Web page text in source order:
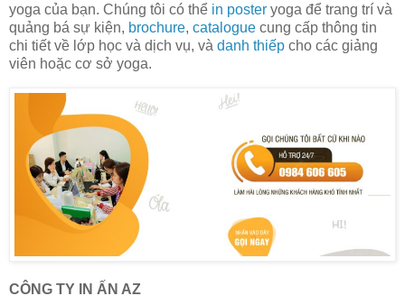
yoga của bạn. Chúng tôi có thể in poster yoga để trang trí và
quảng bá sự kiện, brochure, catalogue cung cấp thông tin
chi tiết về lớp học và dịch vụ, và danh thiếp cho các giảng
viên hoặc cơ sở yoga.
CÔNG TY IN ẤN AZ